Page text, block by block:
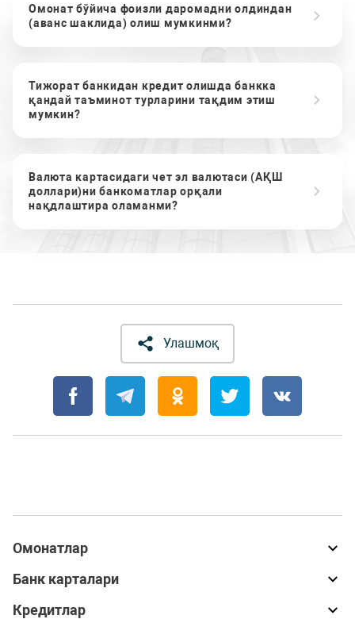
Омонат бўйича фоизли даромадни олдиндан
(аванс шаклида) олиш мумкинми?
Тижорат банкидан кредит олишда банкка
қандай таъминот турларини тақдим этиш
мумкин?
Валюта картасидаги чет эл валютаси (АҚШ
доллари)ни банкоматлар орқали
нақдлаштира оламанми?
Улашмоқ
Омонатлар
Банк карталари
Кредитлар